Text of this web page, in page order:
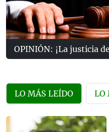
OPINIÓN: ¡La justicia
LO MÁS LEÍDO LO